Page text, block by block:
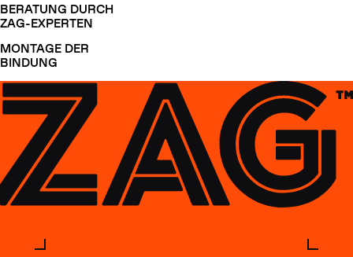
BERATUNG DURCH
ZAG-EXPERTEN
MONTAGE DER
BINDUNG